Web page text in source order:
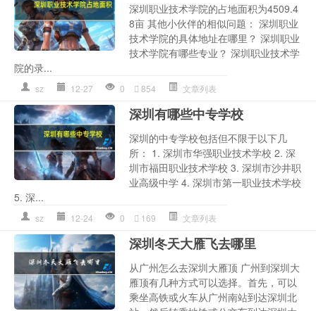
深圳职业技术学院的占地面积为4509.4
8亩 其他小伙伴的相似问题： 深圳职业
技术学院的具体地址在哪里？ 深圳职业
技术学院有哪些专业？ 深圳职业技术学
院的录...
sz 12-27 0 854 文章列表
深圳有哪些中专学校
深圳的中专学校包括但不限于以下几
所： 1. 深圳市华强职业技术学校 2. 深
圳市福田职业技术学校 3. 深圳市沙井职
业高级中学 4. 深圳市第一职业技术学校
5. 深...
sz 12-24 0 169 文章列表
深圳冬天大雁飞去哪里
从广州怎么去深圳大雁顶 广州到深圳大
雁顶有几种方式可以选择。首先，可以
乘坐高铁或火车从广州南站到达深圳北